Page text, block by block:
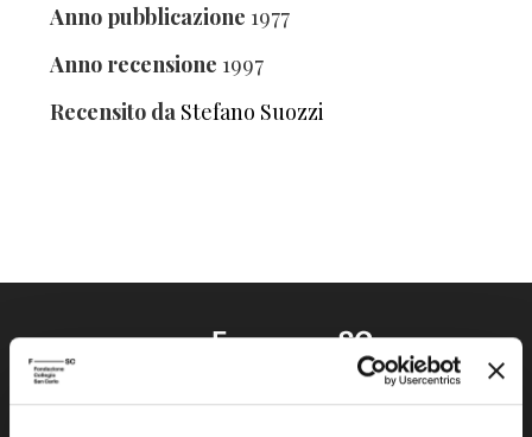
Anno pubblicazione 1977
Anno recensione 1997
Recensito da Stefano Suozzi